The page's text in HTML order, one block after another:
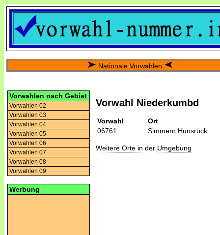
Nationale Vorwahlen
Vorwahlen nach Gebiet
Vorwahlen 02
Vorwahlen 03
Vorwahlen 04
Vorwahlen 05
Vorwahlen 06
Vorwahlen 07
Vorwahlen 08
Vorwahlen 09
Werbung
Vorwahl Niederkumbd
Vorwahl
Ort
06761
Simmern Hunsrück
Weitere Orte in der Umgebung